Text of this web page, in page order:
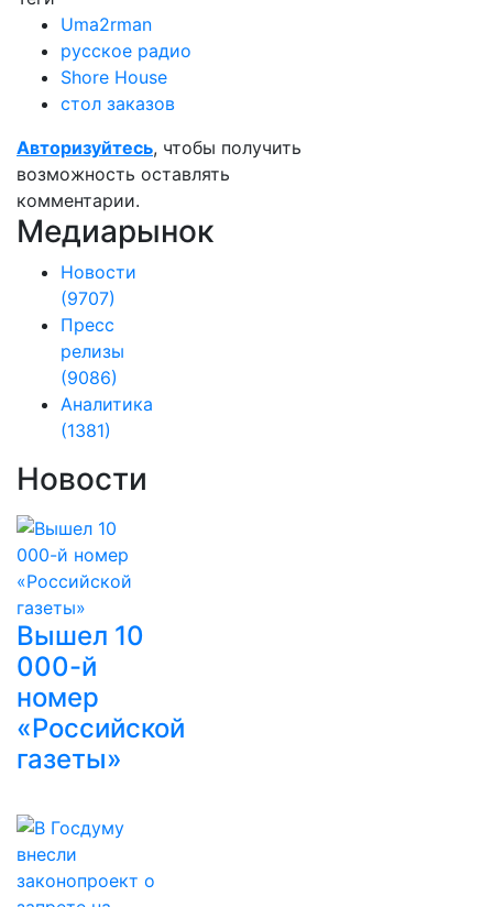
Uma2rman
русское радио
Shore House
стол заказов
Авторизуйтесь, чтобы получить
возможность оставлять
комментарии.
Медиарынок
Новости
(9707)
Пресс
релизы
(9086)
Аналитика
(1381)
Новости
Вышел 10
000-й
номер
«Российской
газеты»